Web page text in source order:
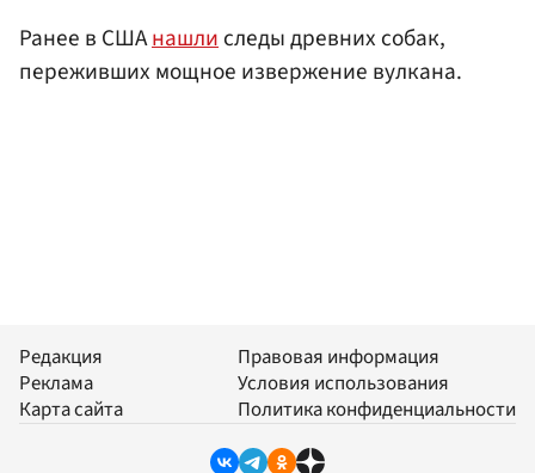
Ранее в СШАнашлиследы древних собак,
переживших мощное извержение вулкана.
Редакция
Реклама
Карта сайта
Правовая информация
Условия использования
Политика конфиденциальности